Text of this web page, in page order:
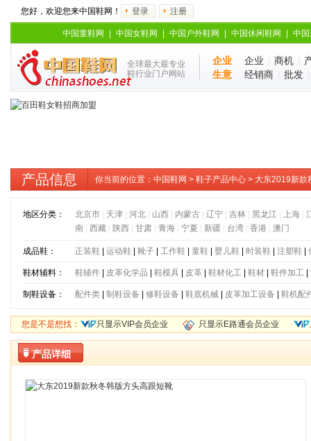
您好，欢迎您来中国鞋网！ 登录 注册
中国童鞋网 中国女鞋网 中国户外鞋网 中国休闲鞋网 中
全球最大最专业
鞋行业门户网站
企业
生意
企业 商机
经销商
批发
产品信息 你当前的位置： 中国鞋网 > 鞋子产品中心 > 大东2019新款
地区分类： 北京市| 天津| 河北| 山西| 内蒙古| 辽宁| 吉林| 黑龙江 上海|
南| 西藏| 陕西| 甘肃| 青海| 宁夏 新疆 台湾| 香港| 澳门
成品鞋： 正装鞋| 运动鞋| 靴子| 工作鞋| 童鞋| 婴儿鞋| 时装鞋| 注塑鞋|
鞋材辅料： 鞋辅件| 皮革化学品 鞋模具 皮革| 鞋材化工| 鞋材| 鞋件加工|
制鞋设备： 配件类| 制鞋设备 修鞋设备 鞋底机械| 皮革加工设备 鞋机配
您是不是想找： 只显示VIP会员企业 只显示E路通会员企业
产品详细